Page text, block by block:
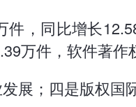
，同比增长
万件，软件著作
展；四是版权国